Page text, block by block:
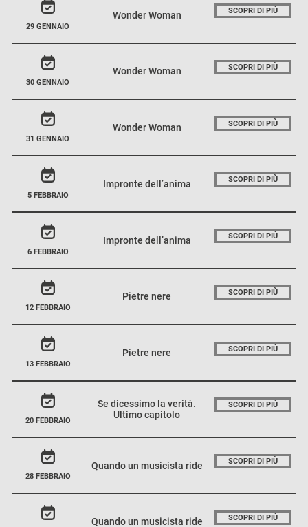
29 GENNAIO
Wonder Woman SCOPRI DI PIÙ
30 GENNAIO
Wonder Woman SCOPRI DI PIÙ
31 GENNAIO
Wonder Woman SCOPRI DI PIÙ
5 FEBBRAIO
Impronte dell’anima SCOPRI DI PIÙ
6 FEBBRAIO
Impronte dell’anima SCOPRI DI PIÙ
12 FEBBRAIO
Pietre nere SCOPRI DI PIÙ
13 FEBBRAIO
Pietre nere SCOPRI DI PIÙ
20 FEBBRAIO
Se dicessimo la verità.
Ultimo capitolo
SCOPRI DI PIÙ
28 FEBBRAIO
Quando un musicista ride SCOPRI DI PIÙ
Quando un musicista ride SCOPRI DI PIÙ